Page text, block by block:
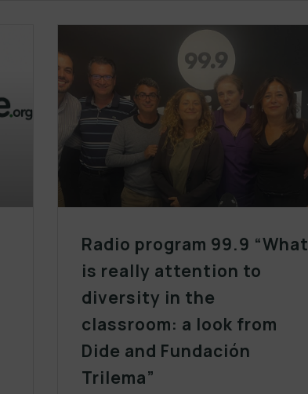
Radio program 99.9 “What
is really attention to
diversity in the
classroom: a look from
Dide and Fundación
Trilema”